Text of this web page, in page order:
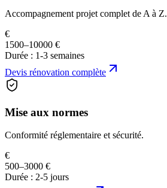
Accompagnement projet complet de A à Z.
€
1500–10000 €
Durée : 1-3 semaines
Devis rénovation complète
Mise aux normes
Conformité réglementaire et sécurité.
€
500–3000 €
Durée : 2-5 jours